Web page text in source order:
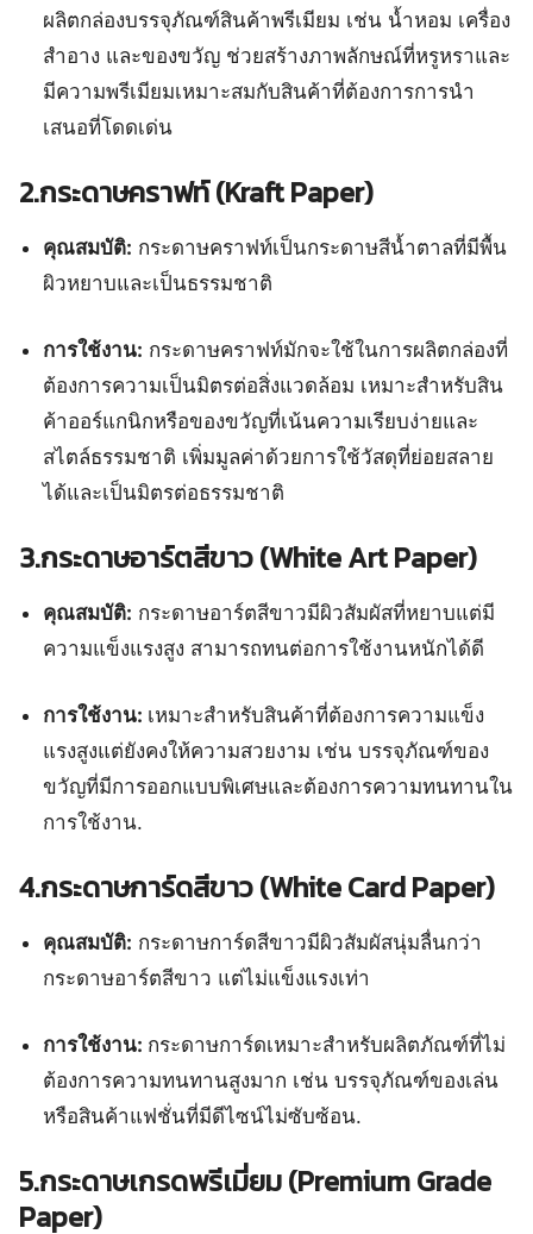
ผลิตกล่องบรรจุภัณฑ์สินค้าพรีเมียม เช่น น้ำหอม เครื่อง
สำอาง และของขวัญ ช่วยสร้างภาพลักษณ์ที่หรูหราและ
มีความพรีเมียมเหมาะสมกับสินค้าที่ต้องการการนำ
เสนอที่โดดเด่น
2.กระดาษคราฟท์ (Kraft Paper)
คุณสมบัติ: กระดาษคราฟท์เป็นกระดาษสีน้ำตาลที่มีพื้น
ผิวหยาบและเป็นธรรมชาติ
การใช้งาน: กระดาษคราฟท์มักจะใช้ในการผลิตกล่องที่
ต้องการความเป็นมิตรต่อสิ่งแวดล้อม เหมาะสำหรับสิน
ค้าออร์แกนิกหรือของขวัญที่เน้นความเรียบง่ายและ
สไตล์ธรรมชาติ เพิ่มมูลค่าด้วยการใช้วัสดุที่ย่อยสลาย
ได้และเป็นมิตรต่อธรรมชาติ
3.กระดาษอาร์ตสีขาว (White Art Paper)
คุณสมบัติ: กระดาษอาร์ตสีขาวมีผิวสัมผัสที่หยาบแต่มี
ความแข็งแรงสูง สามารถทนต่อการใช้งานหนักได้ดี
การใช้งาน: เหมาะสำหรับสินค้าที่ต้องการความแข็ง
แรงสูงแต่ยังคงให้ความสวยงาม เช่น บรรจุภัณฑ์ของ
ขวัญที่มีการออกแบบพิเศษและต้องการความทนทานใน
การใช้งาน.
4.กระดาษการ์ดสีขาว (White Card Paper)
คุณสมบัติ: กระดาษการ์ดสีขาวมีผิวสัมผัสนุ่มลื่นกว่า
กระดาษอาร์ตสีขาว แต่ไม่แข็งแรงเท่า
การใช้งาน: กระดาษการ์ดเหมาะสำหรับผลิตภัณฑ์ที่ไม่
ต้องการความทนทานสูงมาก เช่น บรรจุภัณฑ์ของเล่น
หรือสินค้าแฟชั่นที่มีดีไซน์ไม่ซับซ้อน.
5.กระดาษเกรดพรีเมี่ยม (Premium Grade
Paper)